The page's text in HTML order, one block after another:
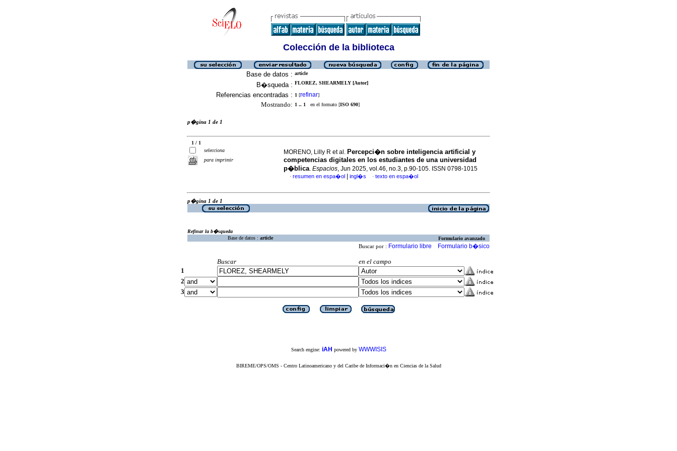
Colección de la biblioteca
Base de datos : article
B�squeda : FLOREZ, SHEARMELY [Autor]
Referencias encontradas : 1 [refinar]
Mostrando: 1 .. 1 en el formato [ISO 690]
p�gina 1 de 1
1 / 1
selecciona
para imprimir
MORENO, Lilly R et al. Percepci�n sobre inteligencia artificial y
competencias digitales en los estudiantes de una universidad
p�blica. Espacios, Jun 2025, vol.46, no.3, p.90-105. ISSN 0798-1015
· resumen en espa�ol ingl�s · texto en espa�ol
p�gina 1 de 1
Refinar la b�squeda
Base de datos : article Formulario avanzado
Buscar por : Formulario libre Formulario b�sico
Buscar
en el campo
1
2
3
Search engine: iAH powered by WWWISIS
BIREME/OPS/OMS - Centro Latinoamericano y del Caribe de Informaci�n en Ciencias de la Salud